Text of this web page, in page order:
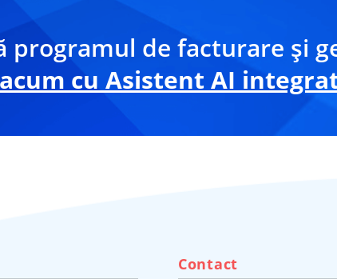
programul de facturare și
acum cu Asistent AI
Contact